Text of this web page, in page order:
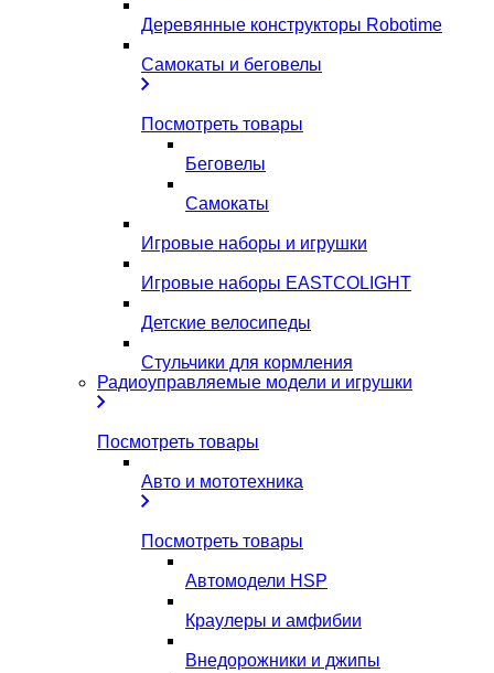
Деревянные конструкторы Robotime
Самокаты и беговелы
Посмотреть товары
Беговелы
Самокаты
Игровые наборы и игрушки
Игровые наборы EASTCOLIGHT
Детские велосипеды
Стульчики для кормления
Радиоуправляемые модели и игрушки
Посмотреть товары
Авто и мототехника
Посмотреть товары
Автомодели HSP
Краулеры и амфибии
Внедорожники и джипы